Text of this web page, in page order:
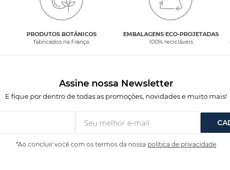
PRODUTOS BOTÂNICOS
fabricados na França
EMBALAGENS ECO-PROJETADAS
100% recicláveis
Assine nossa Newsletter
E fique por dentro de todas as promoções, novidades e muito mais!
*Ao concluir você com os termos da nossa política de privacidade